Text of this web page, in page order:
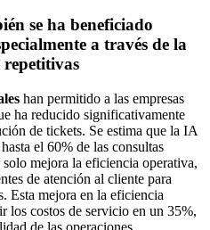
se ha beneficiado
a través de la
repetitivas
han permitido a las empresas
ha reducido significativamente
de tickets. Se estima que la IA
el 60% de las consultas
mejora la eficiencia operativa,
de atención al cliente para
Esta mejora en la eficiencia
los costos de servicio en un 35%,
de las operaciones.